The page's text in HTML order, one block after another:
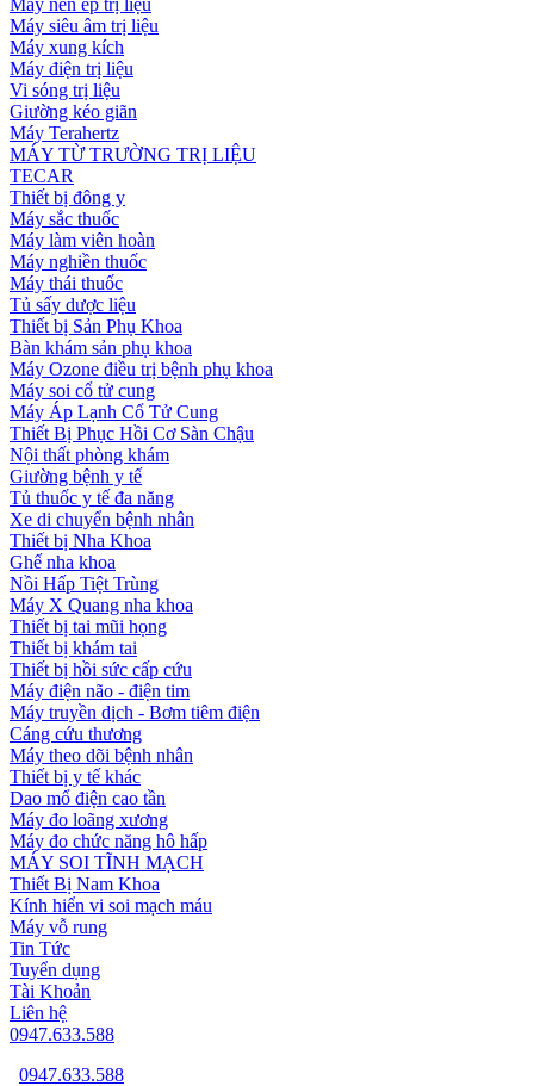
Máy nén ép trị liệu
Máy siêu âm trị liệu
Máy xung kích
Máy điện trị liệu
Vi sóng trị liệu
Giường kéo giãn
Máy Terahertz
MÁY TỪ TRƯỜNG TRỊ LIỆU
TECAR
Thiết bị đông y
Máy sắc thuốc
Máy làm viên hoàn
Máy nghiền thuốc
Máy thái thuốc
Tủ sấy dược liệu
Thiết bị Sản Phụ Khoa
Bàn khám sản phụ khoa
Máy Ozone điều trị bệnh phụ khoa
Máy soi cổ tử cung
Máy Áp Lạnh Cổ Tử Cung
Thiết Bị Phục Hồi Cơ Sàn Chậu
Nội thất phòng khám
Giường bệnh y tế
Tủ thuốc y tế đa năng
Xe di chuyển bệnh nhân
Thiết bị Nha Khoa
Ghế nha khoa
Nồi Hấp Tiệt Trùng
Máy X Quang nha khoa
Thiết bị tai mũi họng
Thiết bị khám tai
Thiết bị hồi sức cấp cứu
Máy điện não - điện tim
Máy truyền dịch - Bơm tiêm điện
Cáng cứu thương
Máy theo dõi bệnh nhân
Thiết bị y tế khác
Dao mổ điện cao tần
Máy đo loãng xương
Máy đo chức năng hô hấp
MÁY SOI TĨNH MẠCH
Thiết Bị Nam Khoa
Kính hiển vi soi mạch máu
Máy vỗ rung
Tin Tức
Tuyển dụng
Tài Khoản
Liên hệ
0947.633.588
0947.633.588